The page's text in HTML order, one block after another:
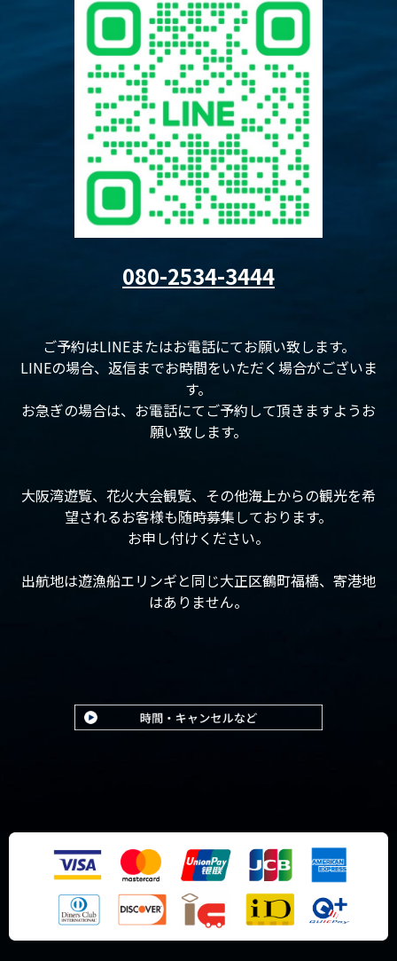
080-2534-3444
ご予約はLINEまたはお電話にてお願い致します。
LINEの場合、返信までお時間をいただく場合がございま
す。
お急ぎの場合は、お電話にてご予約して頂きますようお
願い致します。
大阪湾遊覧、花火大会観覧、その他海上からの観光を希
望されるお客様も随時募集しております。
お申し付けください。
出航地は遊漁船エリンギと同じ大正区鶴町福橋、寄港地
はありません。